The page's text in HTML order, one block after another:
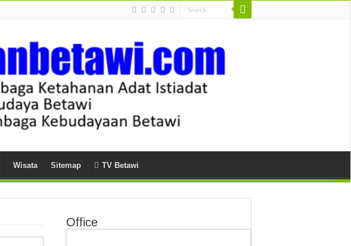
Wisata Sitemap TV Betawi
Office